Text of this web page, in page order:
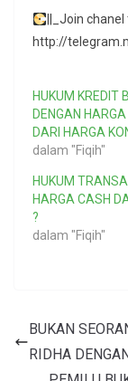
||_Join
http://
HUKUM KREDIT
DENGAN
DARI HARGA
dalam "Fiqih"
HUKUM
HARGA CASH
?
dalam "Fiqih"
BUKAN
RIDHA